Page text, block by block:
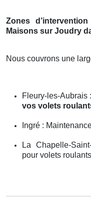
Zones
Maisons sur Joudry
Nous couvrons une
Fleury-les-Aubrais
vos volets
Ingré :
La Chapelle-
pour volets